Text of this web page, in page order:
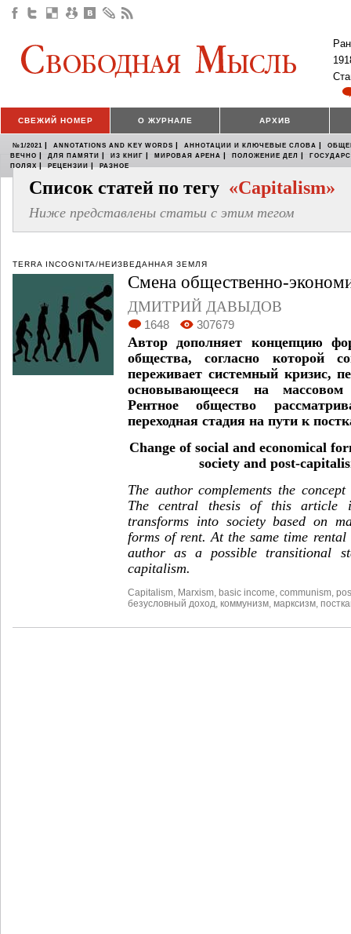
СВЕЖИЙ НОМЕР О ЖУРНАЛЕ АРХИВ
№1/2021 | ANNOTATIONS AND KEY WORDS | АННОТАЦИИ И КЛЮЧЕВЫЕ СЛОВА |
ВЕЧНО | ДЛЯ ПАМЯТИ | ИЗ КНИГ | МИРОВАЯ АРЕНА | ПОЛОЖЕНИЕ ДЕЛ |
ПОЛЯХ | РЕЦЕНЗИИ | РАЗНОЕ
Список статей по тегу «Capitalism»
Ниже представлены статьи с этим тегом
TERRA INCOGNITA/НЕИЗВЕДАННАЯ ЗЕМЛЯ
Смена общественно-
ДМИТРИЙ ДАВЫДОВ
1648 307679
Автор дополняет концепцию
общества, согласно которой
переживает системный кризис,
основывающееся на массовом
Рентное общество
переходная стадия на пути к
Change of social and economical
society and post-
The author complements the
The central thesis of this article
transforms into society based on
forms of rent. At the same time
author as a possible transitional
capitalism.
Capitalism Marxism basic income communism
безусловный доход коммунизм марксизм